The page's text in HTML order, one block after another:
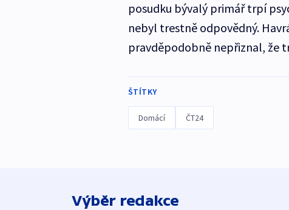
posudku bývalý primář trpí
nebyl trestně odpovědný.
pravděpodobně nepřiznal, že
ŠTÍTKY
Domácí ČT24
Výběr redakce